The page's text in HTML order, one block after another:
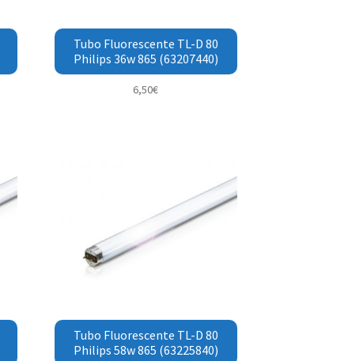
Tubo Fluorescente TL-D 80
Philips 36w 865 (63207440)
6,50€
Tubo Fluorescente TL-D 80
Philips 58w 865 (63225840)